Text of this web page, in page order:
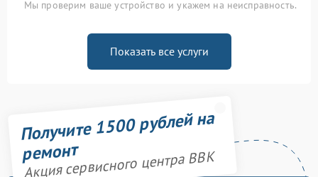
Мы проверим ваше устройство и укажем на неисправность.
Показать все услуги
Получите 1500 рублей на
ремонт
Акция сервисного центра BBK